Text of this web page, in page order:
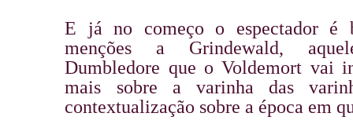
E já no começo o espectador é
menções a Grindewald,
Dumbledore que o Voldemort vai
mais sobre a varinha das
contextualização sobre a época em